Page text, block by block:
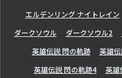
エルデンリング ナイトレイン
ダークソウル
ダークソウル2
英雄伝説 閃の軌跡
英雄
英雄伝説 閃の軌跡4
英雄